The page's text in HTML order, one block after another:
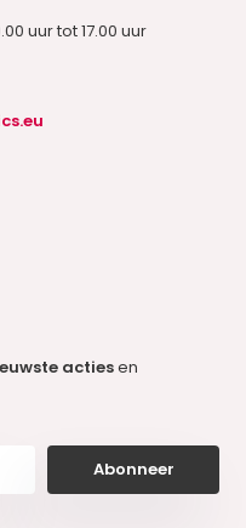
uur tot 17.00 uur
actiesen
Abonneer